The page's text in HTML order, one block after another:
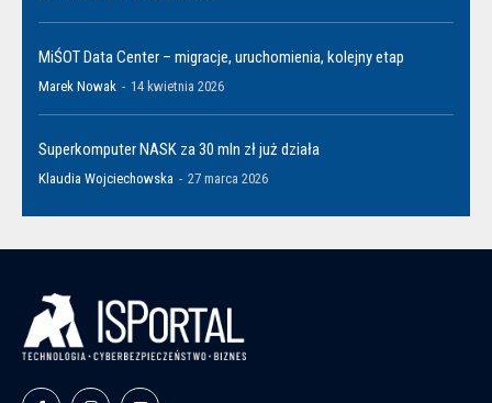
MiŚOT Data Center – migracje, uruchomienia, kolejny etap
Marek Nowak - 14 kwietnia 2026
Superkomputer NASK za 30 mln zł już działa
Klaudia Wojciechowska - 27 marca 2026